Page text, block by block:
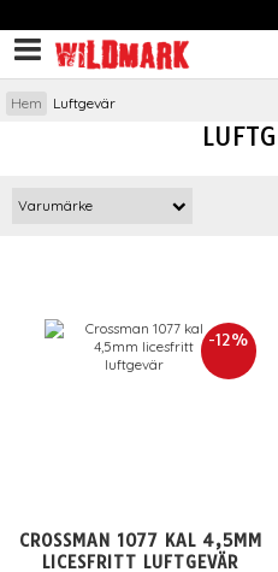
Hem Luftgevär
Varumärke
-12%
CROSSMAN 1077 KAL 4,5MM
LICESFRITT LUFTGEVÄR